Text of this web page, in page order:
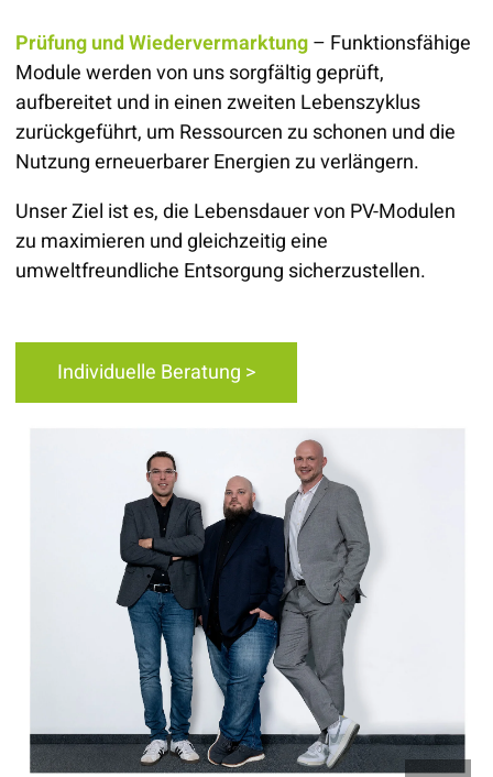
Prüfung und Wiedervermarktung– Funktionsfähige
Module werden von uns sorgfältig geprüft,
aufbereitet und in einen zweiten Lebenszyklus
zurückgeführt, um Ressourcen zu schonen und die
Nutzung erneuerbarer Energien zu verlängern.
Unser Ziel ist es, die Lebensdauer von PV-Modulen
zu maximieren und gleichzeitig eine
umweltfreundliche Entsorgung sicherzustellen.
Individuelle Beratung >